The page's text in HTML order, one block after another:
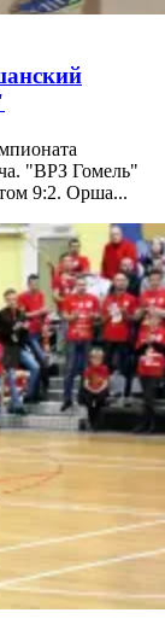
"ВРЗ Гомель"
9:2. Орша...